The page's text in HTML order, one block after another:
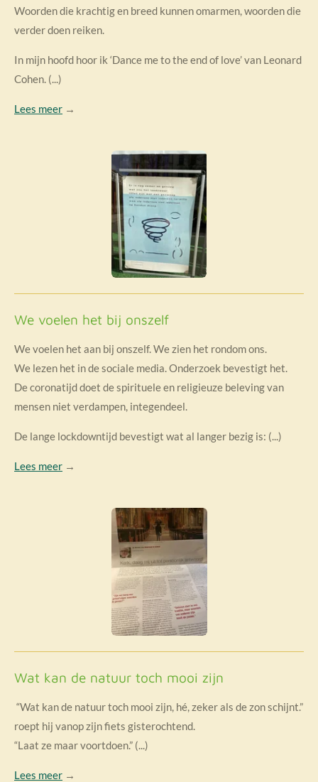
Woorden die krachtig en breed kunnen omarmen, woorden die
verder doen reiken.
In mijn hoofd hoor ik ‘Dance me to the end of love’ van Leonard
Cohen. (...)
Lees meer →
We voelen het bij onszelf
We voelen het aan bij onszelf. We zien het rondom ons.
We lezen het in de sociale media. Onderzoek bevestigt het.
De coronatijd doet de spirituele en religieuze beleving van
mensen niet verdampen, integendeel.
De lange lockdowntijd bevestigt wat al langer bezig is: (...)
Lees meer →
Wat kan de natuur toch mooi zijn
“Wat kan de natuur toch mooi zijn, hé, zeker als de zon schijnt.”
roept hij vanop zijn fiets gisterochtend.
“Laat ze maar voortdoen.” (...)
Lees meer →